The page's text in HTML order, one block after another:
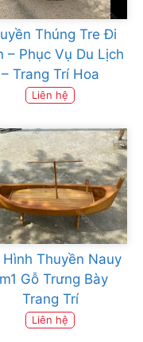
Thúng Tre Đi
– Phục Vụ Du Lịch
– Trang Trí Hoa
Liên hệ
Hình Thuyền Nauy
Gỗ Trưng Bày
Trang Trí
Liên hệ